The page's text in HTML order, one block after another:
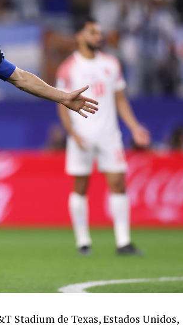
Stadium de Texas, Estados Unidos,